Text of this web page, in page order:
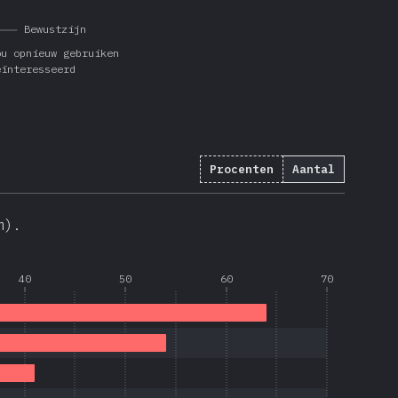
opnieuw gebruiken
Bewustzijn
Procenten Aantal
40 50 60 70